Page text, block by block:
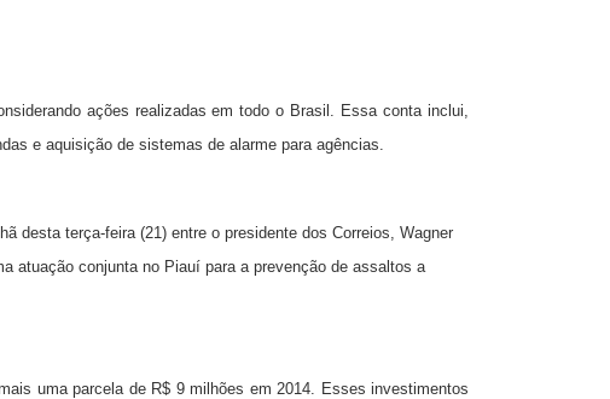
ações realizadas em todo o Brasil. Essa conta inclui,
e aquisição de sistemas de alarme para agências.
desta terça-feira (21) entre o presidente dos Correios, Wagner
atuação conjunta no Piauí para a prevenção de assaltos a
uma parcela de R$ 9 milhões em 2014. Esses investimentos